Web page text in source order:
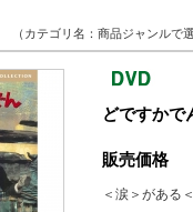
（カテゴリ名：商品ジャンルで
どですかで
販売価格
＜涙＞がある